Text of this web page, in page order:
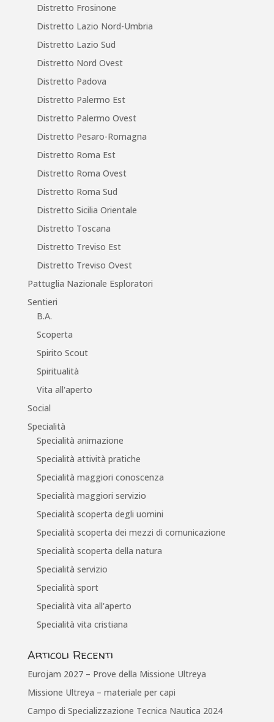
Distretto Frosinone
Distretto Lazio Nord-Umbria
Distretto Lazio Sud
Distretto Nord Ovest
Distretto Padova
Distretto Palermo Est
Distretto Palermo Ovest
Distretto Pesaro-Romagna
Distretto Roma Est
Distretto Roma Ovest
Distretto Roma Sud
Distretto Sicilia Orientale
Distretto Toscana
Distretto Treviso Est
Distretto Treviso Ovest
Pattuglia Nazionale Esploratori
Sentieri
B.A.
Scoperta
Spirito Scout
Spiritualità
Vita all'aperto
Social
Specialità
Specialità animazione
Specialità attività pratiche
Specialità maggiori conoscenza
Specialità maggiori servizio
Specialità scoperta degli uomini
Specialità scoperta dei mezzi di comunicazione
Specialità scoperta della natura
Specialità servizio
Specialità sport
Specialità vita all'aperto
Specialità vita cristiana
Articoli Recenti
Eurojam 2027 – Prove della Missione Ultreya
Missione Ultreya – materiale per capi
Campo di Specializzazione Tecnica Nautica 2024